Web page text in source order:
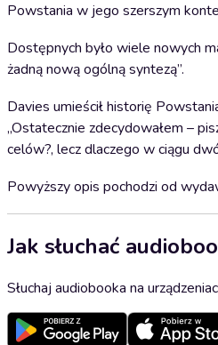
Powstania w jego szerszym
Dostępnych było wiele nowych
żadną nową ogólną syntezą”.
Davies umieścił historię
„Ostatecznie zdecydowałem –
celów?, lecz dlaczego w ciągu
Powyższy opis pochodzi od
Jak słuchać
Słuchaj audiobooka na